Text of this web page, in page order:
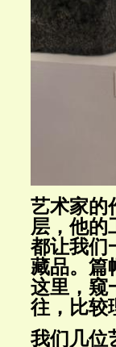
艺术家的
层，他的
都让我们
藏品。篇
这里，窥
往，比较
我们几位